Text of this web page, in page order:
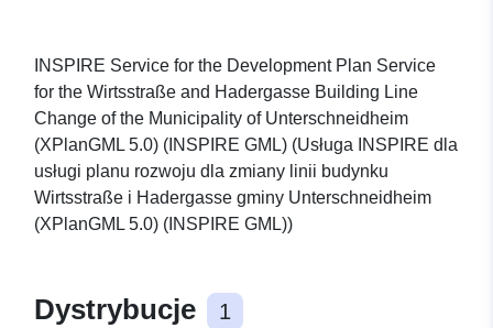
(Usługa INSPIRE dla usługi
planu rozwoju dla planu
zmiany linii budynku
Wirtsstraße i Hadergasse
(XPlanGML 5.0) (INSPIRE
INSPIRE Service for the Development Plan Service
for the Wirtsstraße and Hadergasse Building Line
Change of the Municipality of Unterschneidheim
(XPlanGML 5.0) (INSPIRE GML) (Usługa INSPIRE dla
usługi planu rozwoju dla zmiany linii budynku
Wirtsstraße i Hadergasse gminy Unterschneidheim
(XPlanGML 5.0) (INSPIRE GML))
Dystrybucje 1